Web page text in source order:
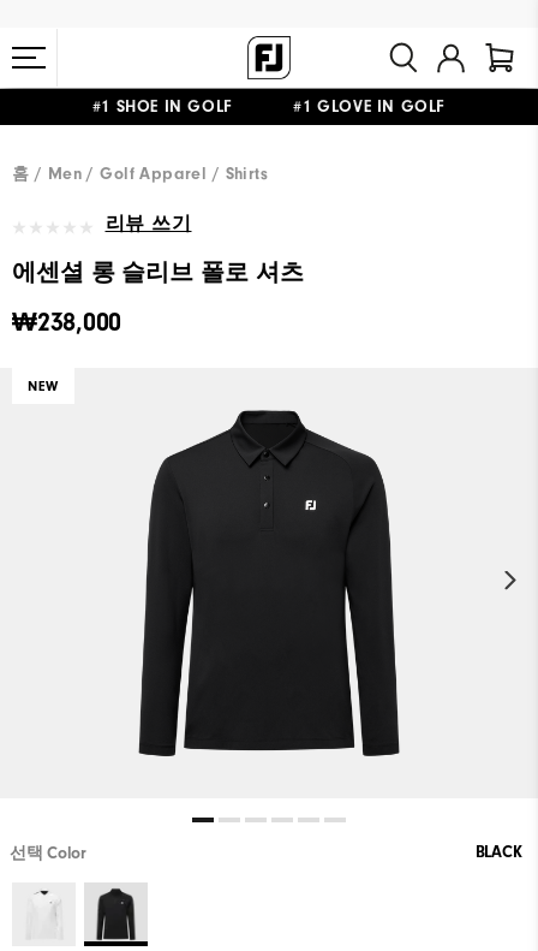
#1 SHOE IN GOLF #1 GLOVE IN GOLF
홈 Men Golf Apparel Shirts
리뷰 쓰기
에센셜 롱 슬리브 폴로 셔츠
₩238,000
NEW
선택 Color BLACK